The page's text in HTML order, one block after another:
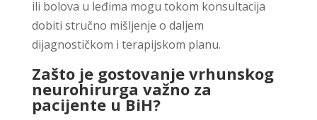
ili bolova u leđima mogu tokom konsultacija
dobiti stručno mišljenje o daljem
dijagnostičkom i terapijskom planu.
Zašto je gostovanje vrhunskog
neurohirurga važno za
pacijente u BiH?